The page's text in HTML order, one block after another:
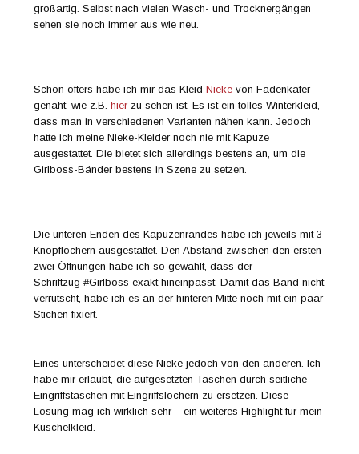
großartig. Selbst nach vielen Wasch- und Trocknergängen
sehen sie noch immer aus wie neu.
Schon öfters habe ich mir das KleidNieke von Fadenkäfer
genäht, wie z.B.hier zu sehen ist. Es ist ein tolles Winterkleid,
dass man in verschiedenen Varianten nähen kann. Jedoch
hatte ich meine Nieke-Kleider noch nie mit Kapuze
ausgestattet. Die bietet sich allerdings bestens an, um die
Girlboss-Bänder bestens in Szene zu setzen.
Die unteren Enden des Kapuzenrandes habe ich jeweils mit 3
Knopflöchern ausgestattet. Den Abstand zwischen den ersten
zwei Öffnungen habe ich so gewählt, dass der
Schriftzug #Girlboss exakt hineinpasst. Damit das Band nicht
verrutscht, habe ich es an der hinteren Mitte noch mit ein paar
Stichen fixiert.
Eines unterscheidet diese Nieke jedoch von den anderen. Ich
habe mir erlaubt, die aufgesetzten Taschen durch seitliche
Eingriffstaschen mit Eingriffslöchern zu ersetzen. Diese
Lösung mag ich wirklich sehr – ein weiteres Highlight für mein
Kuschelkleid.